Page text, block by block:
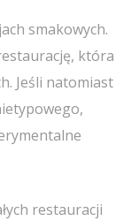
smakowych.
która
Jeśli natomiast
restauracji